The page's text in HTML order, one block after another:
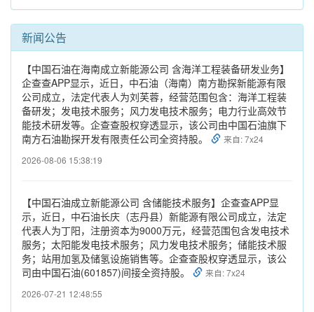
新闻公告
【中国石油在海南成立新能源公司 含海洋工程装备研发业务】
企查查APP显示，近日，中石油（海南）南方勘探新能源有限
公司成立，法定代表人为刘芙蓉，经营范围包含：海洋工程装
备研发；发电技术服务；风力发电技术服务；电力行业高效节
能技术研发等。企查查股权穿透显示，该公司由中国石油旗下
南方石油勘探开发有限责任公司全资持股。
来自: 7x24
2026-08-06 15:38:19
【中国石油成立新能源公司 含储能技术服务】企查查APP显
示，近日，中石油长庆（志丹县）新能源有限公司成立，法定
代表人为丁阳，注册资本为9000万元，经营范围包含发电技术
服务；太阳能发电技术服务；风力发电技术服务；储能技术服
务；站用加氢及储氢设施销售等。企查查股权穿透显示，该公
司由中国石油(601857)间接全资持股。
来自: 7x24
2026-07-21 12:48:55